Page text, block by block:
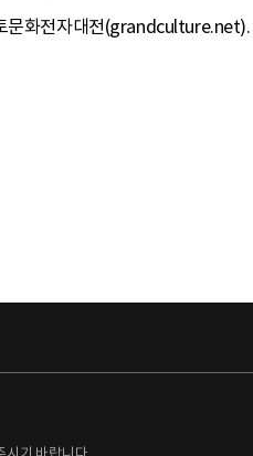
문화전자대전(grandculture.net).